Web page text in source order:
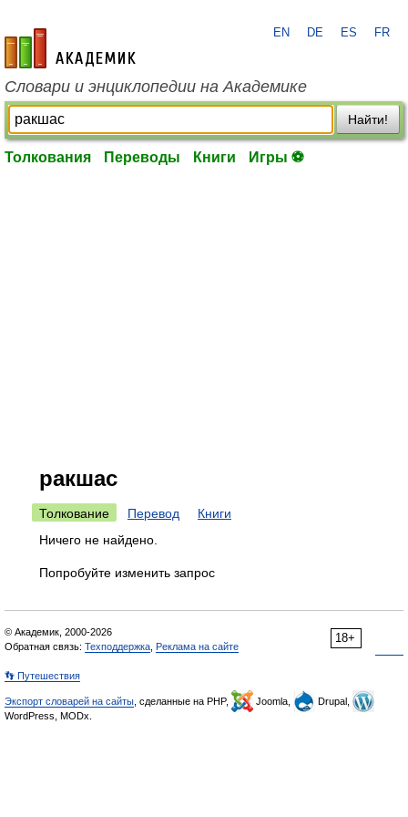
academic.ru
EN DE ES FR
Словари и энциклопедии на Академике
Найти!
Толкования Переводы Книги Игры ⚽
ракшас
Толкование Перевод
Книги
Ничего не найдено.
Попробуйте изменить запрос
18+
© Академик, 2000-2026
Обратная связь: Техподдержка Реклама на сайте
👣 Путешествия
Экспорт словарей на сайты , сделанные на PHP, Joomla,
Drupal,
WordPress, MODx.